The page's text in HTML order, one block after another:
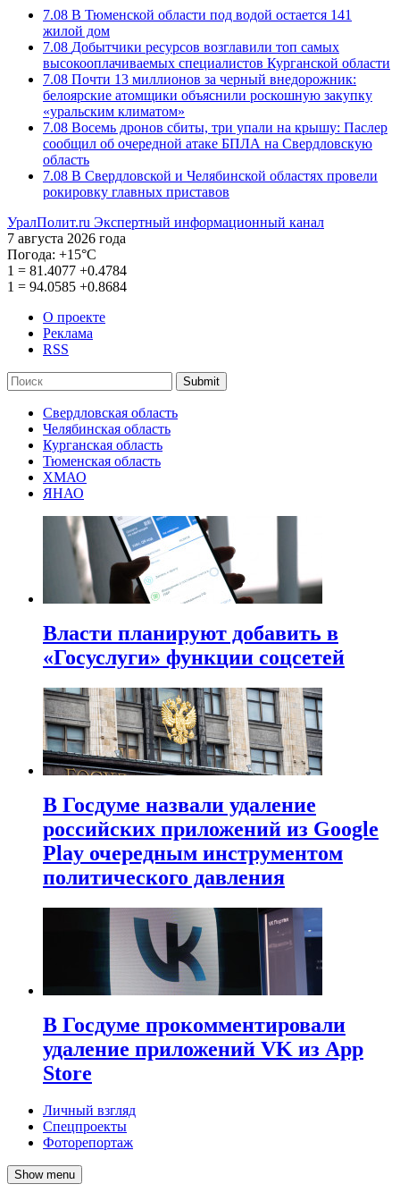
7.08 В Тюменской области под водой остается 141
жилой дом
7.08 Добытчики ресурсов возглавили топ самых
высокооплачиваемых специалистов Курганской области
7.08 Почти 13 миллионов за черный внедорожник:
белоярские атомщики объяснили роскошную закупку
«уральским климатом»
7.08 Восемь дронов сбиты, три упали на крышу: Паслер
сообщил об очередной атаке БПЛА на Свердловскую
область
7.08 В Свердловской и Челябинской областях провели
рокировку главных приставов
УралПолит.ru Экспертный информационный канал
7 августа 2026 года
Погода: +15°С
1 = 81.4077 +0.4784
1 = 94.0585 +0.8684
О проекте
Реклама
RSS
Submit
Свердловская область
Челябинская область
Курганская область
Тюменская область
ХМАО
ЯНАО
Власти планируют добавить в
«Госуслуги» функции соцсетей
В Госдуме назвали удаление
российских приложений из Google
Play очередным инструментом
политического давления
В Госдуме прокомментировали
удаление приложений VK из App
Store
Личный взгляд
Спецпроекты
Фоторепортаж
Show menu